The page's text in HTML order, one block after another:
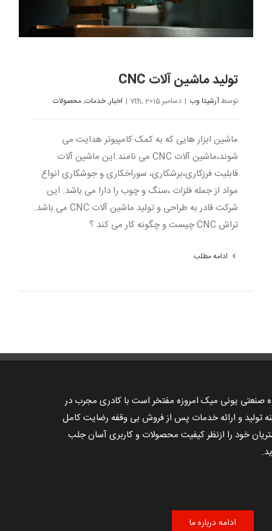
تولید ماشین آلات CNC
توسطآرشیتا وب | دسامبر 7th, 2015 | اخبار,خدمات,محصولات
ماشین ابزار هایی که به کمک کامپیوتر هدایت می
شوند،ماشین آلات CNC می نامند.این ماشین آلات
قابلیت فرزکاری،برشکاری، سوراخکاری و جوشکاری انواع
مواد از جمله فلزات ،سنگ و چوب را دارا می باشد. این
شرکت قادر به طراحی و تولید ماشین آلات CNC می باشد.
تراش CNC چیست و چگونه کار می کند ؟
ادامه مطلب
صنعتی یونی میک امروزه مفتخر است با کادری مجرب در
تولید و ارائه خدمات پس از فروش بی وقفه رضایت کامل
خود را ازنظر کیفیت محصولات و کاربری آسان جلب
ادامه درباره ما